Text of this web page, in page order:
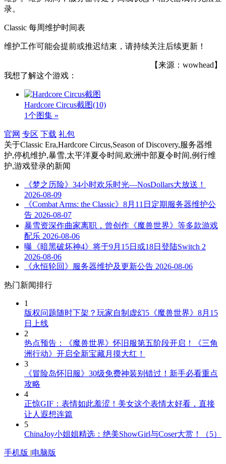
录。
Classic 每周维护时间表
维护工作可能会提前或推迟结束，请持续关注后续更新！
【来源：wowhead】
我想了解这个游戏：
Hardcore Circus截图(10)
1个图集 »
官网 专区 下载 礼包
关于Classic Era,Hardcore Circus,Season of Discovery,服务器维
护,停机维护,暴雪,太平洋夏令时间,欧洲中部夏令时间,例行维
护,游戏登录的新闻
《梦之历险》34小时欢乐时光—NosDollars大放送！
2026-08-09
《Combat Arms: the Classic》8月11日定期服务器维护公
告 2026-08-07
暴雪资深作曲家离职，曾创作《魔兽世界》等多款游戏
配乐 2026-08-06
曝《暗黑破坏神4》将于9月15日或18日登陆Switch 2
2026-08-06
《永恒轮回》服务器维护及更新公告 2026-08-06
热门新闻排行
1
版权问题随时下架？玩家自制虚幻5《魔兽世界》8月15
日上线
2
热点预告：《魔兽世界》怀旧服第五阶段开启！《三角
洲行动》开启全新宝藏月摸大红！
3
《冒险岛怀旧服》30级免费神装别错过！新手必看重点
攻略
4
正惊GIF：表情如此羞涩！美女这个表情太好看，直接
让人遐想连篇
5
ChinaJoy小姐姐精选：绝美ShowGirl与Coser大赏！（5）
手机版 |电脑版